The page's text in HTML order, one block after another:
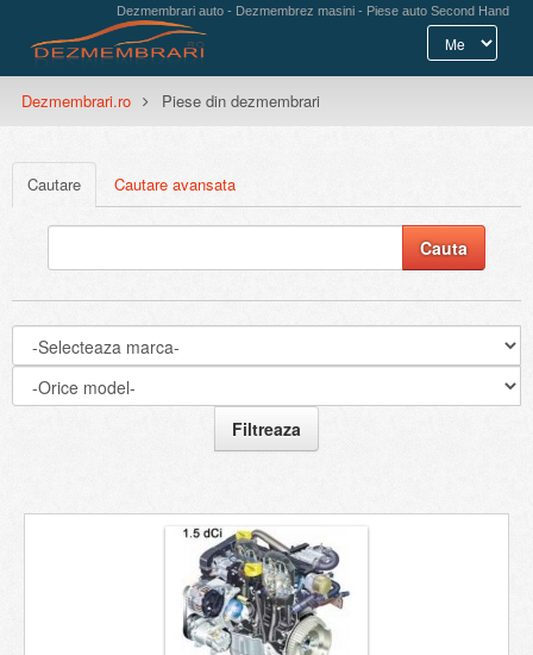
Dezmembrari auto - Dezmembrez masini - Piese auto Second Hand
Dezmembrari.ro Piese din dezmembrari
Cautare Cautare avansata